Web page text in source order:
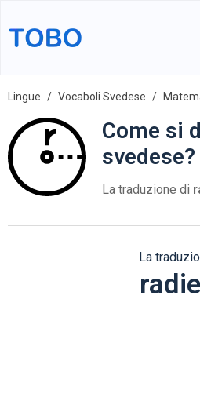
Lingue Vocaboli Svedese
Come si
svedese?
La traduzione di
La
radie